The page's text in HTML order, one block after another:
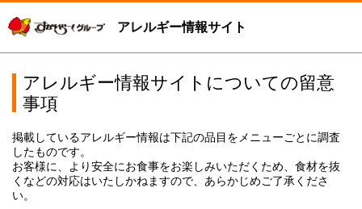
アレルギー情報サイト
アレルギー情報サイトについての留意
事項
掲載しているアレルギー情報は下記の品目をメニューごとに調査
したものです。
お客様に、より安全にお食事をお楽しみいただくため、食材を抜
くなどの対応はいたしかねますので、あらかじめご了承くださ
い。